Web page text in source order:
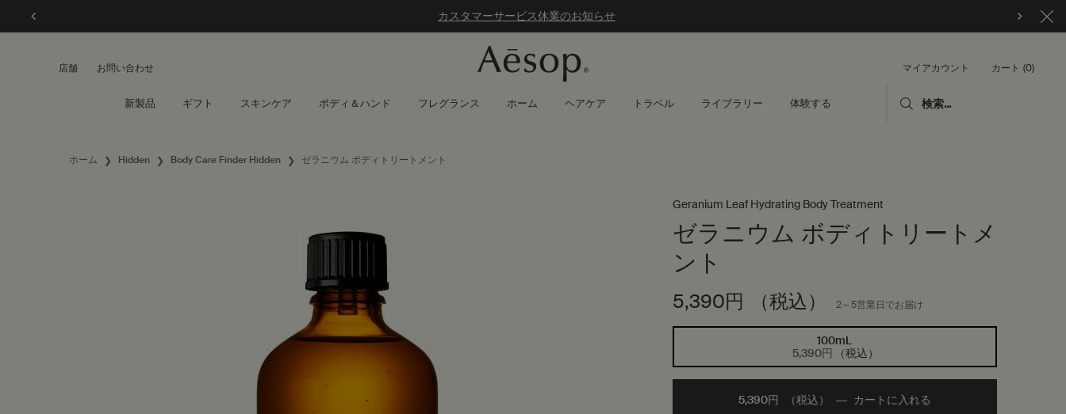
カスタマーサービス休業のお知らせ
店舗 お問い合わせ マイアカウント カート 0
0 カート内の製品
新製品 ギフト スキンケア ボディ＆ハンド フレグランス ホーム ヘアケア トラベル ライブラリー 体験する 検索...
ホーム Hidden Body Care Finder Hidden ゼラニウム ボディトリートメント
Geranium Leaf Hydrating Body Treatment
ゼラニウム ボディトリートメ
ント
5,390円 （税込） 2～5営業日でお届け
選択済み
100mL
5,390円
（税込）
, 1/1
5,390円 （税込） ― カートに入れる